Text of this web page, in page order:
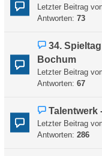
Letzter Beitrag
Antworten: 73
34.
Bochum
Letzter Beitrag
Antworten: 67
Talentwerk
Letzter Beitrag
Antworten: 286